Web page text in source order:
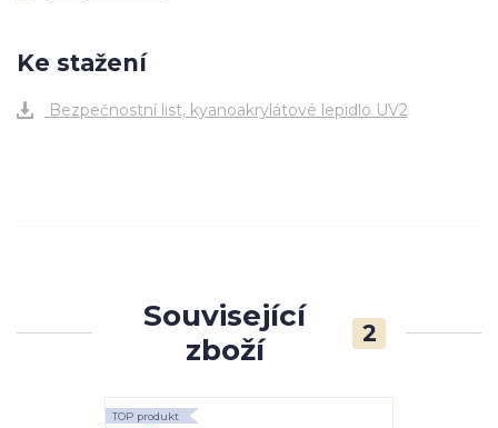
Ke stažení
Bezpečnostní list, kyanoakrylátové lepidlo UV2
Související
zboží
2
TOP produkt